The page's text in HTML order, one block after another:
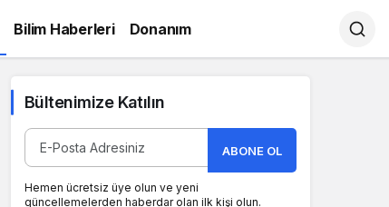
Bilim Haberleri Donanım
Bültenimize Katılın
ABONE OL
Hemen ücretsiz üye olun ve yeni
güncellemelerden haberdar olan ilk kişi olun.